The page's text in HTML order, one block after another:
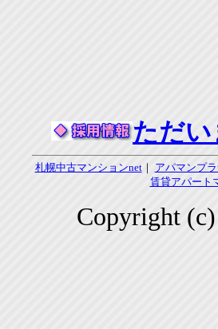
ただ
札幌中古マンションnet｜ アパマンプ
賃貸アパート
Copyright